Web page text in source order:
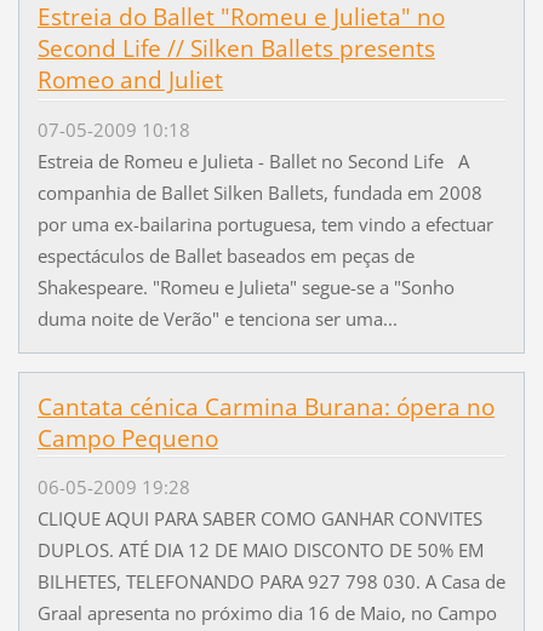
Estreia do Ballet "Romeu e Julieta" no
Second Life // Silken Ballets presents
Romeo and Juliet
07-05-2009 10:18
Estreia de Romeu e Julieta - Ballet no Second Life A
companhia de Ballet Silken Ballets, fundada em 2008
por uma ex-bailarina portuguesa, tem vindo a efectuar
espectáculos de Ballet baseados em peças de
Shakespeare. "Romeu e Julieta" segue-se a "Sonho
duma noite de Verão" e tenciona ser uma...
Cantata cénica Carmina Burana: ópera no
Campo Pequeno
06-05-2009 19:28
CLIQUE AQUI PARA SABER COMO GANHAR CONVITES
DUPLOS. ATÉ DIA 12 DE MAIO DISCONTO DE 50% EM
BILHETES, TELEFONANDO PARA 927 798 030. A Casa de
Graal apresenta no próximo dia 16 de Maio, no Campo